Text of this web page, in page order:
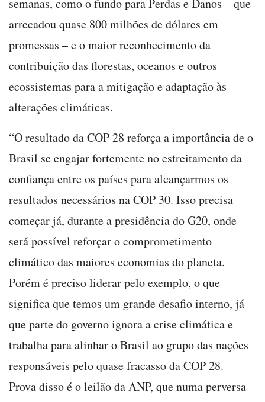
arrecadou quase 800 milhões de dólares em
promessas – e o maior reconhecimento da
contribuição das florestas, oceanos e outros
ecossistemas para a mitigação e adaptação às
alterações climáticas.
“O resultado da COP 28 reforça a importância de o
Brasil se engajar fortemente no estreitamento da
confiança entre os países para alcançarmos os
resultados necessários na COP 30. Isso precisa
começar já, durante a presidência do G20, onde
será possível reforçar o comprometimento
climático das maiores economias do planeta.
Porém é preciso liderar pelo exemplo, o que
significa que temos um grande desafio interno, já
que parte do governo ignora a crise climática e
trabalha para alinhar o Brasil ao grupo das nações
responsáveis pelo quase fracasso da COP 28.
Prova disso é o leilão da ANP, que numa perversa